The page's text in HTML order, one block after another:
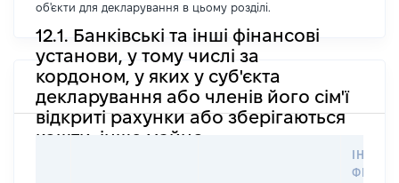
об'єкти для декларування в цьому розділі.
12.1. Банківські та інші фінансові
установи, у тому числі за
кордоном, у яких у суб'єкта
декларування або членів його сім'ї
відкриті рахунки або зберігаються
кошти, інше майно